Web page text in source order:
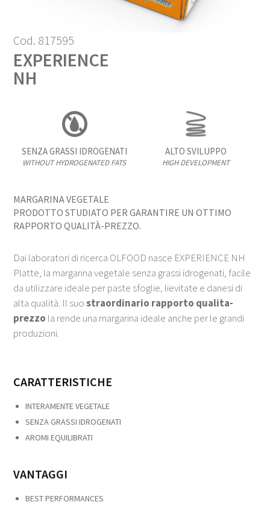
Cod. 817595
EXPERIENCE
NH
SENZA GRASSI IDROGENATI
WITHOUT HYDROGENATED FATS
ALTO SVILUPPO
HIGH DEVELOPMENT
MARGARINA VEGETALE
PRODOTTO STUDIATO PER GARANTIRE UN OTTIMO
RAPPORTO QUALITÀ-PREZZO.
Dai laboratori di ricerca OLFOOD nasce EXPERIENCE NH
Platte, la margarina vegetale senza grassi idrogenati, facile
da utilizzare ideale per paste sfoglie, lievitate e danesi di
alta qualità. Il suostraordinario rapporto qualita-
prezzo la rende una margarina ideale anche per le grandi
produzioni.
CARATTERISTICHE
INTERAMENTE VEGETALE
SENZA GRASSI IDROGENATI
AROMI EQUILIBRATI
VANTAGGI
BEST PERFORMANCES